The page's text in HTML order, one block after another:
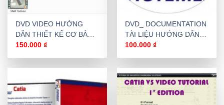
DVD VIDEO HƯỚNG
DẪN THIẾT KẾ CƠ BẢN
PROE 5.0
150.000₫
DVD_ DOCUMENTATION
TÀI LIỆU HƯỚNG DẪN
CHÍNH HÃNG CHO
100.000₫